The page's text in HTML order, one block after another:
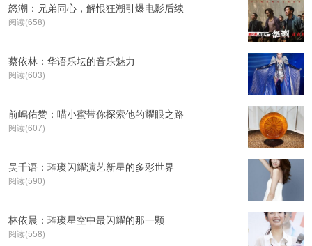
怒潮：兄弟同心，解恨狂潮引爆电影后续
阅读(658)
蔡依林：华语乐坛的音乐魅力
阅读(603)
前嶋佑赞：喵小蜜带你探索他的耀眼之路
阅读(607)
吴千语：璀璨闪耀演艺新星的多彩世界
阅读(590)
林依晨：璀璨星空中最闪耀的那一颗
阅读(558)